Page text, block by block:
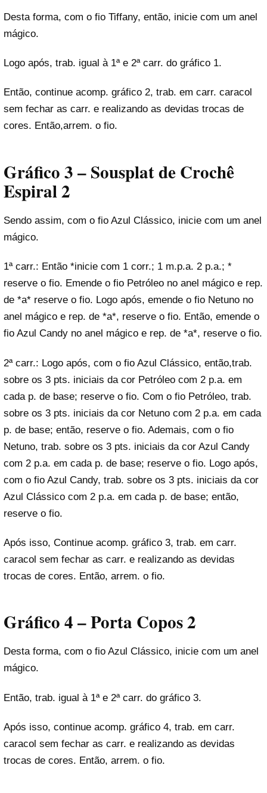
Desta forma, com o fio Tiffany, então, inicie com um anel
mágico.
Logo após, trab. igual à 1ª e 2ª carr. do gráfico 1.
Então, continue acomp. gráfico 2, trab. em carr. caracol
sem fechar as carr. e realizando as devidas trocas de
cores. Então,arrem. o fio.
Gráfico 3 – Sousplat de Crochê
Espiral 2
Sendo assim, com o fio Azul Clássico, inicie com um anel
mágico.
1ª carr.: Então *inicie com 1 corr.; 1 m.p.a. 2 p.a.; *
reserve o fio. Emende o fio Petróleo no anel mágico e rep.
de *a* reserve o fio. Logo após, emende o fio Netuno no
anel mágico e rep. de *a*, reserve o fio. Então, emende o
fio Azul Candy no anel mágico e rep. de *a*, reserve o fio.
2ª carr.: Logo após, com o fio Azul Clássico, então,trab.
sobre os 3 pts. iniciais da cor Petróleo com 2 p.a. em
cada p. de base; reserve o fio. Com o fio Petróleo, trab.
sobre os 3 pts. iniciais da cor Netuno com 2 p.a. em cada
p. de base; então, reserve o fio. Ademais, com o fio
Netuno, trab. sobre os 3 pts. iniciais da cor Azul Candy
com 2 p.a. em cada p. de base; reserve o fio. Logo após,
com o fio Azul Candy, trab. sobre os 3 pts. iniciais da cor
Azul Clássico com 2 p.a. em cada p. de base; então,
reserve o fio.
Após isso, Continue acomp. gráfico 3, trab. em carr.
caracol sem fechar as carr. e realizando as devidas
trocas de cores. Então, arrem. o fio.
Gráfico 4 – Porta Copos 2
Desta forma, com o fio Azul Clássico, inicie com um anel
mágico.
Então, trab. igual à 1ª e 2ª carr. do gráfico 3.
Após isso, continue acomp. gráfico 4, trab. em carr.
caracol sem fechar as carr. e realizando as devidas
trocas de cores. Então, arrem. o fio.